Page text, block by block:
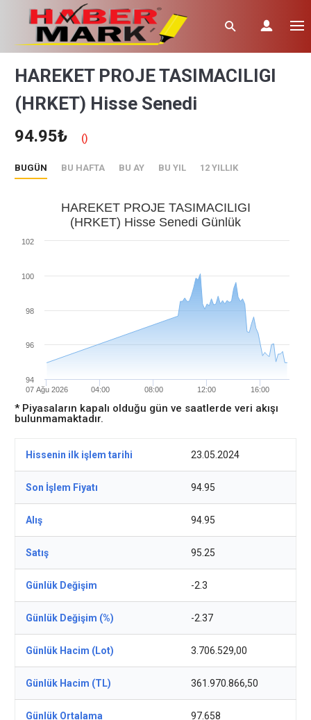
HAREKET PROJE TASIMACILIGI
(HRKET) Hisse Senedi
94.95₺ ()
BUGÜN BU HAFTA BU AY BU YIL 12 YILLIK
HAREKET PROJE TASIMACILIGI
(HRKET) Hisse Senedi Günlük
07 Ağu 2026 04:00 08:00 12:00 16:00
94
96
98
100
102
* Piyasaların kapalı olduğu gün ve saatlerde veri akışı
bulunmamaktadır.
Hissenin ilk işlem tarihi 23.05.2024
Son İşlem Fiyatı 94.95
Alış 94.95
Satış 95.25
Günlük Değişim -2.3
Günlük Değişim (%) -2.37
Günlük Hacim (Lot) 3.706.529,00
Günlük Hacim (TL) 361.970.866,50
Günlük Ortalama 97.658